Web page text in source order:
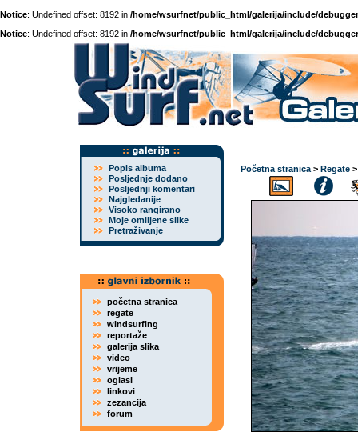
Notice: Undefined offset: 8192 in /home/wsurfnet/public_html/galerija/include/
Notice: Undefined offset: 8192 in /home/wsurfnet/public_html/galerija/include/
Popis albuma
Posljednje dodano
Posljednji komentari
Najgledanije
Visoko rangirano
Moje omiljene slike
Pretraživanje
početna stranica
regate
windsurfing
reportaže
galerija slika
video
vrijeme
oglasi
linkovi
zezancija
forum
Početna stranica > Regate